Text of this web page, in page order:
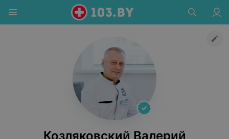
Козляковский Валерий